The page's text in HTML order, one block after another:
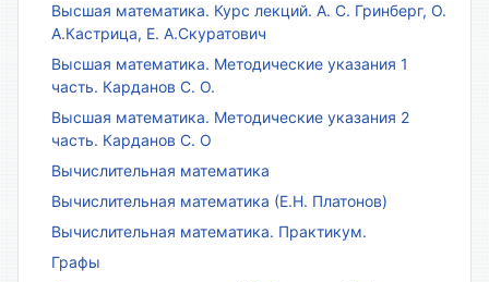
Высшая математика. Курс лекций. А. С. Гринберг, О.
А.Кастрица, Е. А.Скуратович
Высшая математика. Методические указания 1
часть. Карданов С. О.
Высшая математика. Методические указания 2
часть. Карданов С. О
Вычислительная математика
Вычислительная математика (Е.Н. Платонов)
Вычислительная математика. Практикум.
Графы